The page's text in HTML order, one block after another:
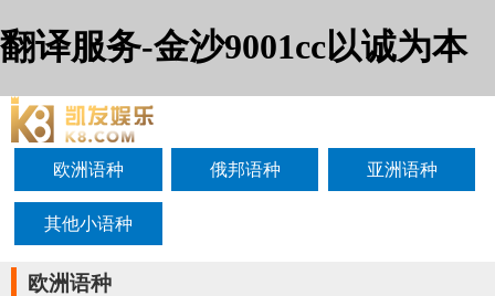
翻译服务-金沙9001cc以诚为本
欧洲语种 俄邦语种 亚洲语种
其他小语种
欧洲语种